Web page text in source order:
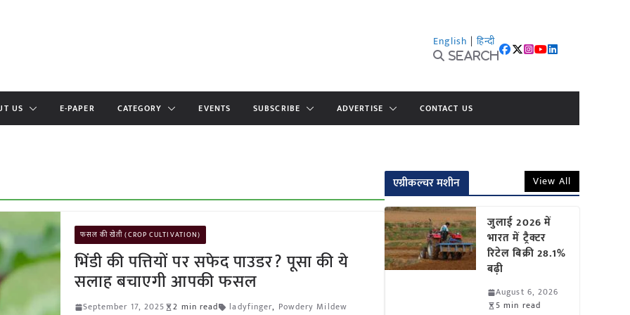
English | हिन्दी
Search
US E-PAPER CATEGORY EVENTS SUBSCRIBE ADVERTISE CONTACT US
फसल की खेती (CROP CULTIVATION)
भिंडी की पत्तियों पर सफेद पाउडर? पूसा की ये
सलाह बचाएगी आपकी फसल
September 17, 2025 2 min read ladyfinger, Powdery Mildew
एग्रीकल्चर मशीन View All
जुलाई 2026 में
भारत में ट्रैक्टर
रिटेल बिक्री 28.1%
बढ़ी
August 6, 2026
5 min read